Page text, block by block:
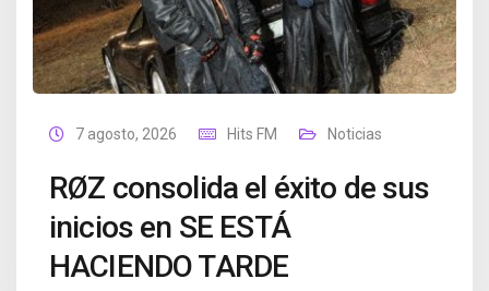
7 agosto, 2026 Hits FM Noticias
RØZ consolida el éxito de sus
inicios en SE ESTÁ
HACIENDO TARDE